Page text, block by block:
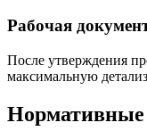
Рабочая
После утверждения
максимальную
Нормативные